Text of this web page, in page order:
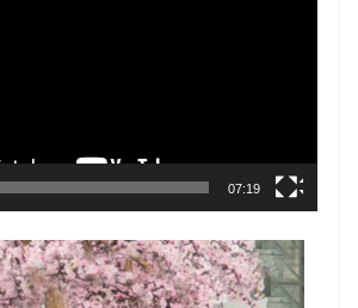
07:19